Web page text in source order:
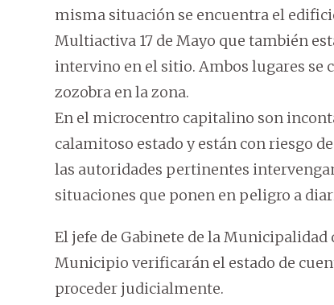
misma situación se encuentra el
Multiactiva 17 de Mayo que también
intervino en el sitio. Ambos lugares se
zozobra en la zona.
En el microcentro capitalino son
calamitoso estado y están con riesgo
las autoridades pertinentes
situaciones que ponen en peligro a
El jefe de Gabinete de la
Municipio verificarán el estado de
proceder judicialmente.